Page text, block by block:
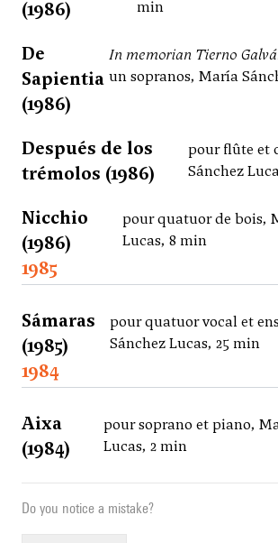
(1986) min
De
Sapientia
(1986)
In memorian Tierno
un sopranos, María
Después de los
trémolos (1986)
pour flûte et
Sánchez
Nicchio
(1986)
pour quatuor de bois,
Lucas, 8 min
1985
Sámaras
(1985)
pour quatuor vocal et
Sánchez Lucas, 25 min
1984
Aixa
(1984)
pour soprano et piano,
Lucas, 2 min
Do you notice a mistake?